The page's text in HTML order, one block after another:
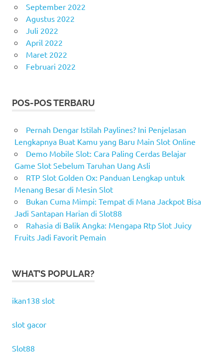
September 2022
Agustus 2022
Juli 2022
April 2022
Maret 2022
Februari 2022
POS-POS TERBARU
Pernah Dengar Istilah Paylines? Ini Penjelasan
Lengkapnya Buat Kamu yang Baru Main Slot Online
Demo Mobile Slot: Cara Paling Cerdas Belajar
Game Slot Sebelum Taruhan Uang Asli
RTP Slot Golden Ox: Panduan Lengkap untuk
Menang Besar di Mesin Slot
Bukan Cuma Mimpi: Tempat di Mana Jackpot Bisa
Jadi Santapan Harian di Slot88
Rahasia di Balik Angka: Mengapa Rtp Slot Juicy
Fruits Jadi Favorit Pemain
WHAT’S POPULAR?
ikan138 slot
slot gacor
Slot88